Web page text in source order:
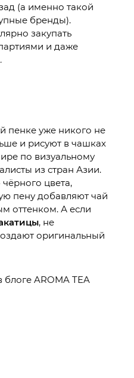
(а именно такой
бренды).
закупать
и даже
пенке уже никого не
и рисуют в чашках
по визуальному
из стран Азии.
цвета,
пену добавляют чай
оттенком. А если
, не
оригинальный
блоге AROMA TEA